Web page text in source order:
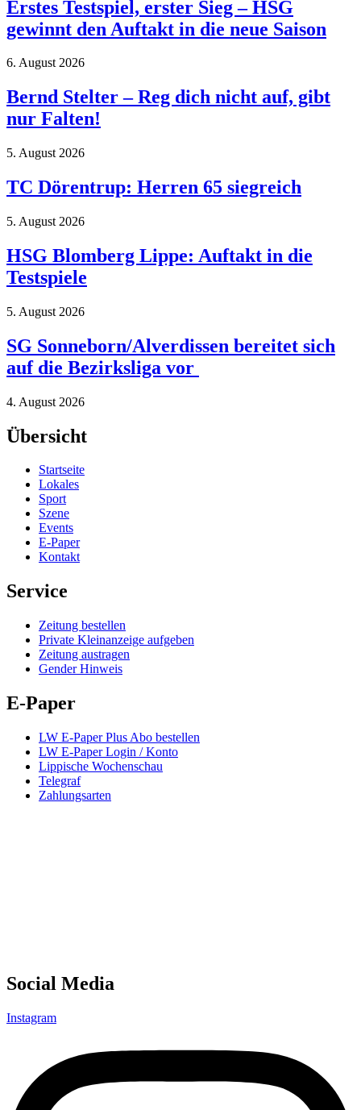
Erstes Testspiel, erster Sieg – HSG
gewinnt den Auftakt in die neue Saison
6. August 2026
Bernd Stelter – Reg dich nicht auf, gibt
nur Falten!
5. August 2026
TC Dörentrup: Herren 65 siegreich
5. August 2026
HSG Blomberg Lippe: Auftakt in die
Testspiele
5. August 2026
SG Sonneborn/Alverdissen bereitet sich
auf die Bezirksliga vor
4. August 2026
Übersicht
Startseite
Lokales
Sport
Szene
Events
E-Paper
Kontakt
Service
Zeitung bestellen
Private Kleinanzeige aufgeben
Zeitung austragen
Gender Hinweis
E-Paper
LW E-Paper Plus Abo bestellen
LW E-Paper Login / Konto
Lippische Wochenschau
Telegraf
Zahlungsarten
Social Media
Instagram